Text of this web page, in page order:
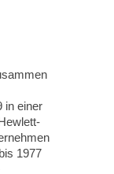
in einer
1977